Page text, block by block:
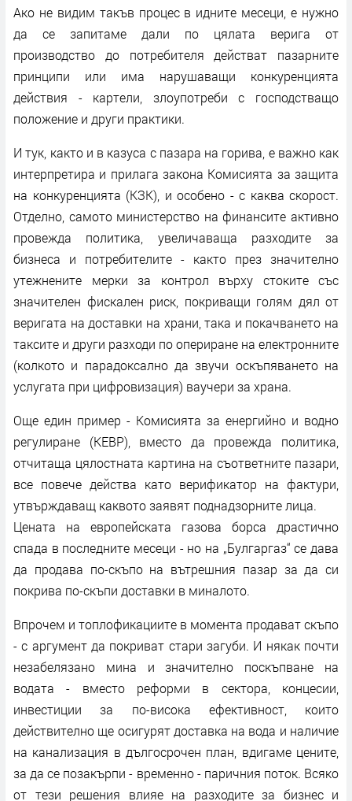
Ако не видим такъв процес в идните месеци, е нужно
да се запитаме дали по цялата верига от
производство до потребителя действат пазарните
принципи или има нарушаващи конкуренцията
действия - картели, злоупотреби с господстващо
положение и други практики.
И тук, както и в казуса с пазара на горива, е важно как
интерпретира и прилага закона Комисията за защита
на конкуренцията (КЗК), и особено - с каква скорост.
Отделно, самото министерство на финансите активно
провежда политика, увеличаваща разходите за
бизнеса и потребителите - както през значително
утежнените мерки за контрол върху стоките със
значителен фискален риск, покриващи голям дял от
веригата на доставки на храни, така и покачването на
таксите и други разходи по опериране на електронните
(колкото и парадоксално да звучи оскъпяването на
услугата при цифровизация) ваучери за храна.
Още един пример - Комисията за енергийно и водно
регулиране (КЕВР), вместо да провежда политика,
отчитаща цялостната картина на съответните пазари,
все повече действа като верификатор на фактури,
утвърждаващ каквото заявят поднадзорните лица.
Цената на европейската газова борса драстично
спада в последните месеци - но на „Булгаргаз“ се дава
да продава по-скъпо на вътрешния пазар за да си
покрива по-скъпи доставки в миналото.
Впрочем и топлофикациите в момента продават скъпо
- с аргумент да покриват стари загуби. И някак почти
незабелязано мина и значително поскъпване на
водата - вместо реформи в сектора, концесии,
инвестиции за по-висока ефективност, които
действително ще осигурят доставка на вода и наличие
на канализация в дългосрочен план, вдигаме цените,
за да се позакърпи - временно - паричния поток. Всяко
от тези решения влияе на разходите за бизнес и